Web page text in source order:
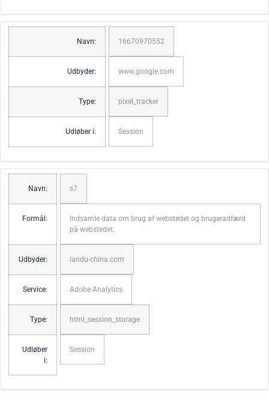
Navn: 16670970552
Udbyder: www.google.com
Type: pixel_tracker
Udløber i: Session
Navn: s7
Formål:
Indsamle data om brug af webstedet og brugeradfærd
på webstedet.
Udbyder: landu-china.com
Service: Adobe Analytics
Type: html_session_storage
Udløber
i:
Session